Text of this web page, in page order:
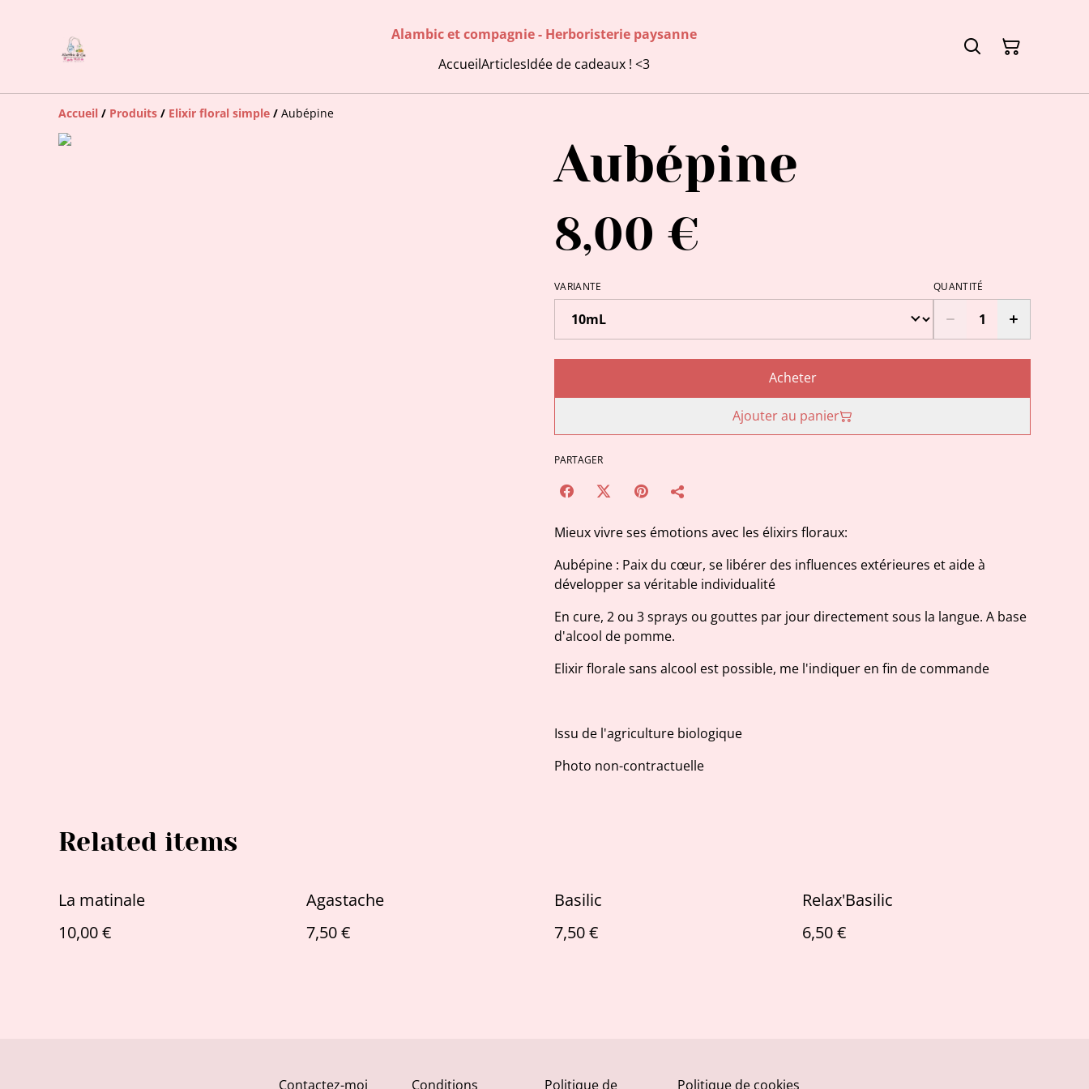
Alambic et compagnie - Herboristerie paysanne
AccueilArticlesIdée de cadeaux ! <3
Accueil / Produits / Elixir floral simple / Aubépine
Aubépine
8,00 €
VARIANTE QUANTITÉ
Acheter
Ajouter au panier
PARTAGER
Mieux vivre ses émotions avec les élixirs floraux:
Aubépine : Paix du cœur, se libérer des influences extérieures et aide à
développer sa véritable individualité
En cure, 2 ou 3 sprays ou gouttes par jour directement sous la langue. A base
d'alcool de pomme.
Elixir florale sans alcool est possible, me l'indiquer en fin de commande
Issu de l'agriculture biologique
Photo non-contractuelle
Related items
La matinale
10,00 €
Agastache
7,50 €
Basilic
7,50 €
Relax'Basilic
6,50 €
Contactez-moi Conditions Politique de Politique de cookies